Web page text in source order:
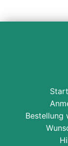
Bestellung